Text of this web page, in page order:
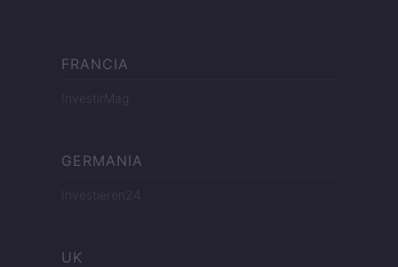
FRANCIA
InvestirMag
GERMANIA
Investieren24
UK